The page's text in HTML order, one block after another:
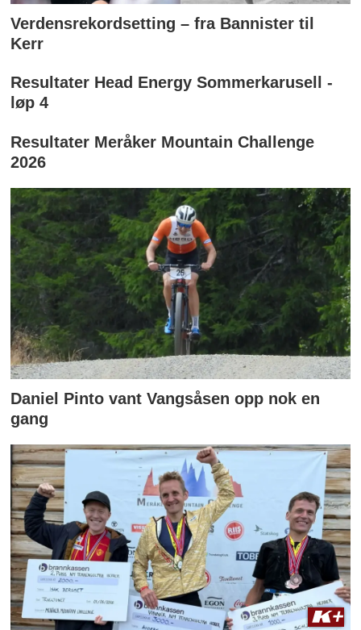
Verdensrekordsetting – fra Bannister til
Kerr
Resultater Head Energy Sommerkarusell -
løp 4
Resultater Meråker Mountain Challenge
2026
Daniel Pinto vant Vangsåsen opp nok en
gang